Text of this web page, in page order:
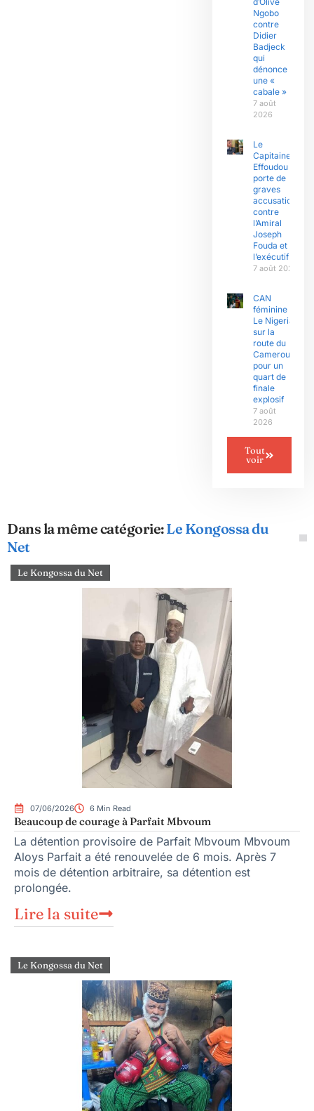
Ngobo
contre
Didier
Badjeck
qui
dénonce
une «
cabale »
7 août
2026
Le
Capitaine
Effoudou
porte de
graves
accusations
contre
l’Amiral
Joseph
Fouda et
l’exécutif
7 août 2026
CAN
féminine :
Le Nigeria
sur la
route du
Cameroun
pour un
quart de
finale
explosif
7 août
2026
Tout
voir
Dans la même catégorie:Le Kongossa du
Net
Le Kongossa du Net
07/06/2026 6 Min Read
Beaucoup de courage à Parfait Mbvoum
La détention provisoire de Parfait Mbvoum Mbvoum
Aloys Parfait a été renouvelée de 6 mois. Après 7
mois de détention arbitraire, sa détention est
prolongée.
Lire la suite
Le Kongossa du Net